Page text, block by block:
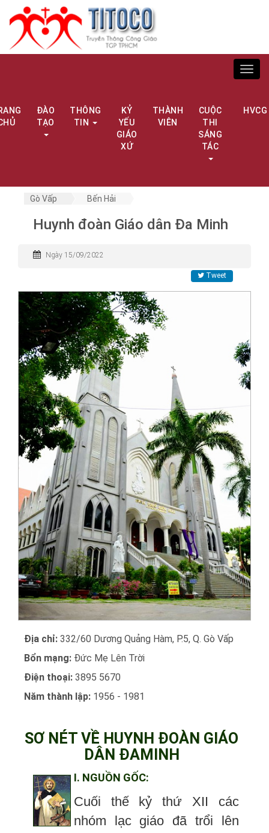
ĐÀO
TẠO
THÔNG
TIN
KỶ
YẾU
GIÁO
XỨ
THÀNH
VIÊN
CUỘC
THI
SÁNG
TÁC
HVCG
Gò Vấp Bến Hải
Huynh đoàn Giáo dân Đa Minh
Ngày 15/09/2022
Tweet
Địa chỉ: 332/60 Dương Quảng Hàm, P.5, Q. Gò Vấp
Bổn mạng: Đức Mẹ Lên Trời
Điện thoại: 3895 5670
Năm thành lập: 1956 - 1981
SƠ NÉT VỀ HUYNH ĐOÀN GIÁO
DÂN ĐAMINH
I. NGUỒN GỐC:
Cuối thế kỷ thứ XII các
nhóm lạc giáo đã trổi lên